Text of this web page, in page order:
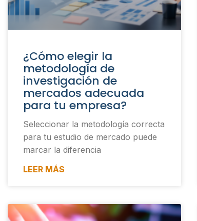
¿Cómo elegir la
metodología de
investigación de
mercados adecuada
para tu empresa?
Seleccionar la metodología correcta
para tu estudio de mercado puede
marcar la diferencia
LEER MÁS